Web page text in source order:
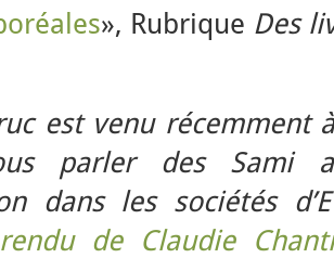
», Rubrique Des
est venu récemment
parler des Sami
dans les sociétés
de Claudie